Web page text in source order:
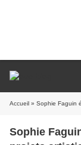
Accueil » Sophie Faguin
Sophie